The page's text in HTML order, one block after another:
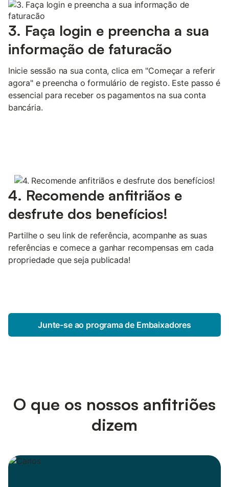
3. Faça login e preencha a sua
informação de faturacão
Inicie sessão na sua conta, clica em "Começar a referir
agora" e preencha o formulário de registo. Este passo é
essencial para receber os pagamentos na sua conta
bancária.
4. Recomende anfitriãos e
desfrute dos benefícios!
Partilhe o seu link de referência, acompanhe as suas
referências e comece a ganhar recompensas em cada
propriedade que seja publicada!
Junte-se ao programa de Embaixadores
O que os nossos anfitriões
dizem